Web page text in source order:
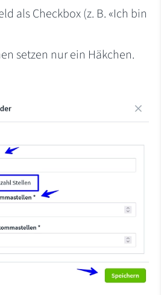
als Checkbox (z. B. «Ich bin
setzen nur ein Häkchen.